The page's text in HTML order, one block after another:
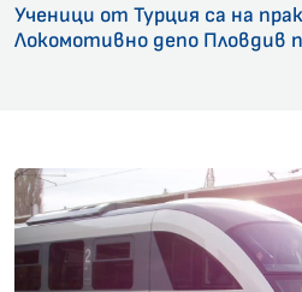
Ученици от Турция са на
Локомотивно депо Пловдив